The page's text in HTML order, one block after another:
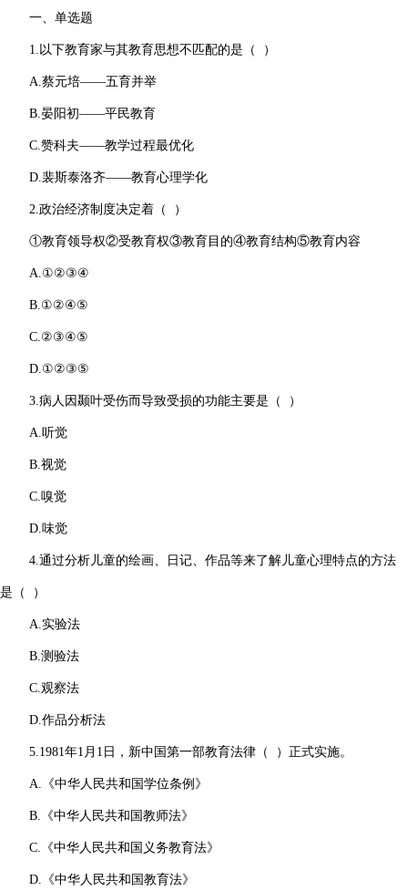
一、单选题
1.以下教育家与其教育思想不匹配的是（ ）
A.蔡元培——五育并举
B.晏阳初——平民教育
C.赞科夫——教学过程最优化
D.裴斯泰洛齐——教育心理学化
2.政治经济制度决定着（ ）
①教育领导权②受教育权③教育目的④教育结构⑤教育内容
A.①②③④
B.①②④⑤
C.②③④⑤
D.①②③⑤
3.病人因颞叶受伤而导致受损的功能主要是（ ）
A.听觉
B.视觉
C.嗅觉
D.味觉
4.通过分析儿童的绘画、日记、作品等来了解儿童心理特点的方法
是（ ）
A.实验法
B.测验法
C.观察法
D.作品分析法
5.1981年1月1日，新中国第一部教育法律（ ）正式实施。
A.《中华人民共和国学位条例》
B.《中华人民共和国教师法》
C.《中华人民共和国义务教育法》
D.《中华人民共和国教育法》